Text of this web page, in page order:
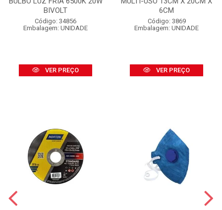
BIVOLT
Código: 34856
Embalagem: UNIDADE
VER PREÇO
6CM
Código: 3869
Embalagem: UNIDADE
VER PREÇO